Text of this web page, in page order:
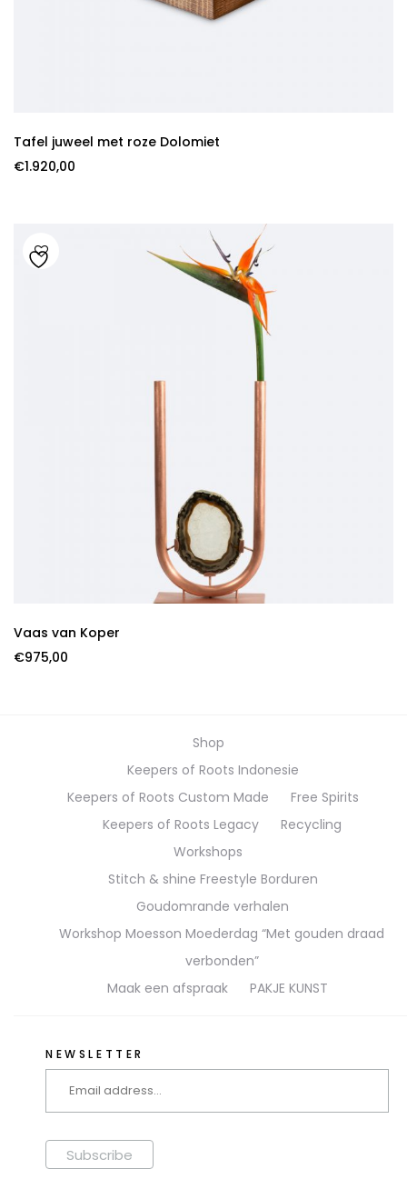
Tafel juweel met roze Dolomiet
€1.920,00
Vaas van Koper
€975,00
Shop
Keepers of Roots Indonesie
Keepers of Roots Custom Made
Free Spirits
Keepers of Roots Legacy
Recycling
Workshops
Stitch & shine Freestyle Borduren
Goudomrande verhalen
Workshop Moesson Moederdag “Met gouden draad
verbonden”
Maak een afspraak
PAKJE KUNST
NEWSLETTER